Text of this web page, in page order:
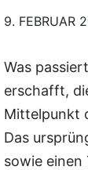
9. FEBRUAR
Was passiert, wenn ein brillanter Wissenschaftler sich eine Freundin
erschafft,
Mittelpunkt
Das
sowie